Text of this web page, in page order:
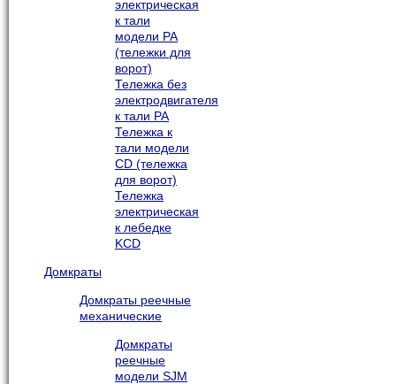
электрическая
к тали
модели РА
(тележки для
ворот)
Тележка без
электродвигателя
к тали РА
Тележка к
тали модели
CD (тележка
для ворот)
Тележка
электрическая
к лебедке
KCD
Домкраты
Домкраты реечные
механические
Домкраты
реечные
модели SJM